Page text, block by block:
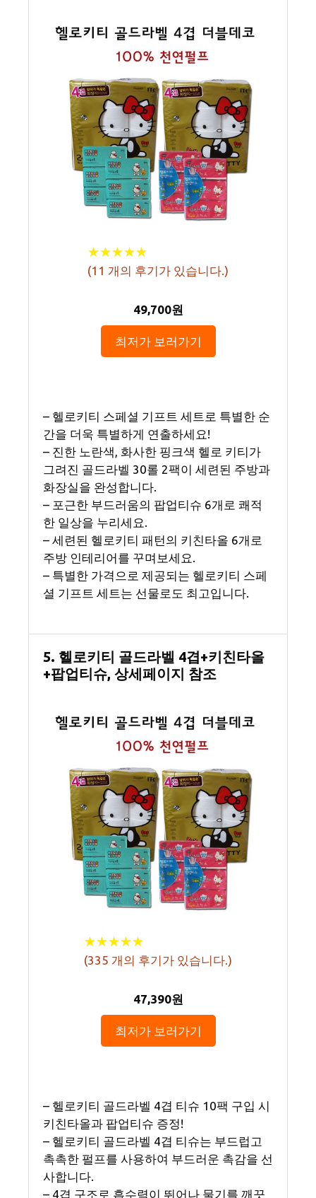
★★★★★
★★★★★
(11 개의 후기가 있습니다.)
49,700원
최저가 보러가기
– 헬로키티 스페셜 기프트 세트로 특별한 순
간을 더욱 특별하게 연출하세요!
– 진한 노란색, 화사한 핑크색 헬로 키티가
그려진 골드라벨 30롤 2팩이 세련된 주방과
화장실을 완성합니다.
– 포근한 부드러움의 팝업티슈 6개로 쾌적
한 일상을 누리세요.
– 세련된 헬로키티 패턴의 키친타올 6개로
주방 인테리어를 꾸며보세요.
– 특별한 가격으로 제공되는 헬로키티 스페
셜 기프트 세트는 선물로도 최고입니다.
5. 헬로키티 골드라벨 4겹+키친타올
+팝업티슈, 상세페이지 참조
★★★★★
★★★★★
(335 개의 후기가 있습니다.)
47,390원
최저가 보러가기
– 헬로키티 골드라벨 4겹 티슈 10팩 구입 시
키친타올과 팝업티슈 증정!
– 헬로키티 골드라벨 4겹 티슈는 부드럽고
촉촉한 펄프를 사용하여 부드러운 촉감을 선
사합니다.
– 4겹 구조로 흡수력이 뛰어나 물기를 깨끗